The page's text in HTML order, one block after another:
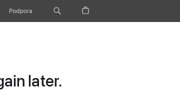
Podpora
later.